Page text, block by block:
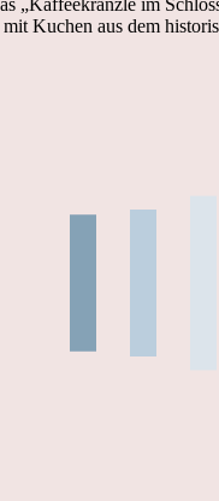
Kuchen aus dem